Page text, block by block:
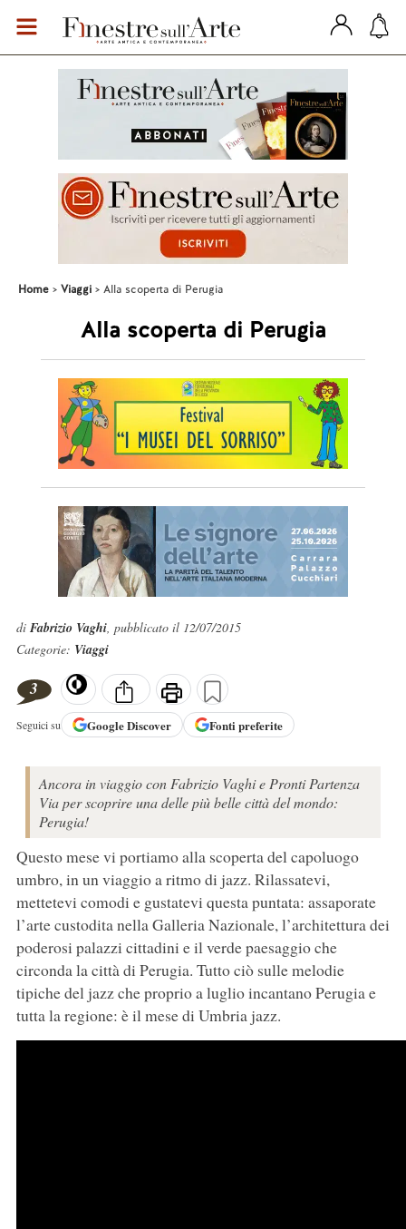
Home Viaggi Alla scoperta di Perugia
Alla scoperta di Perugia
di Fabrizio Vaghi, pubblicato il 12/07/2015
Categorie: Viaggi
3
Seguici su GoogleDiscover Fonti preferite
Ancora in viaggio con Fabrizio Vaghi e Pronti Partenza
Via per scoprire una delle più belle città del mondo:
Perugia!
Questo mese vi portiamo alla scoperta del capoluogo
umbro, in un viaggio a ritmo di jazz. Rilassatevi,
mettetevi comodi e gustatevi questa puntata: assaporate
l’arte custodita nella Galleria Nazionale, l’architettura dei
poderosi palazzi cittadini e il verde paesaggio che
circonda la città di Perugia. Tutto ciò sulle melodie
tipiche del jazz che proprio a luglio incantano Perugia e
tutta la regione: è il mese di Umbria jazz.